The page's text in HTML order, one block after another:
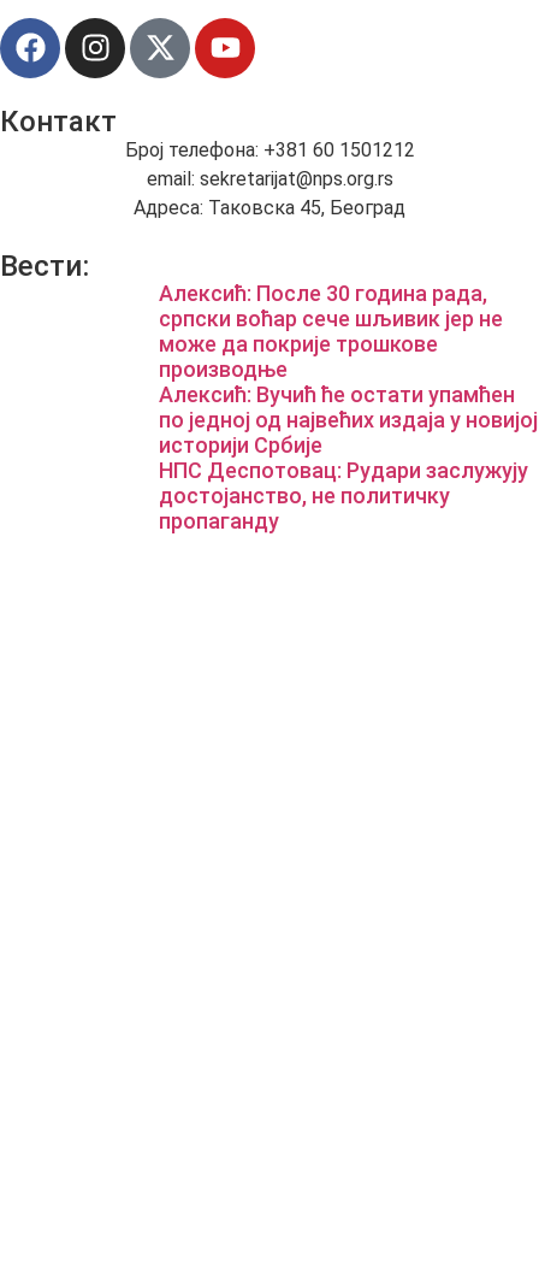
Контакт
Број телефона: +381 60 1501212
email: sekretarijat@nps.org.rs
Адреса: Таковска 45, Београд
Вести:
Алексић: После 30 година рада,
српски воћар сече шљивик јер не
може да покрије трошкове
производњe
Алексић: Вучић ће остати упамћен
по једној од највећих издаја у новијој
историји Србије
НПС Деспотовац: Рудари заслужују
достојанство, не политичку
пропаганду